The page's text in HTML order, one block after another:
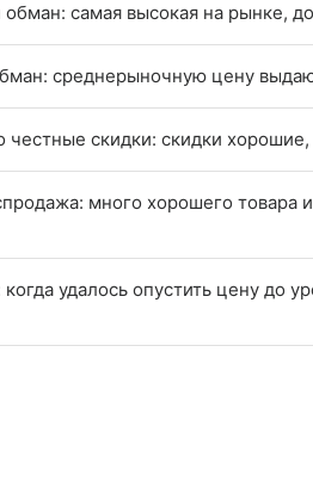
обман: самая высокая на рынке,
среднерыночную цену
честные скидки: скидки
много хорошего товара
удалось опустить цену до